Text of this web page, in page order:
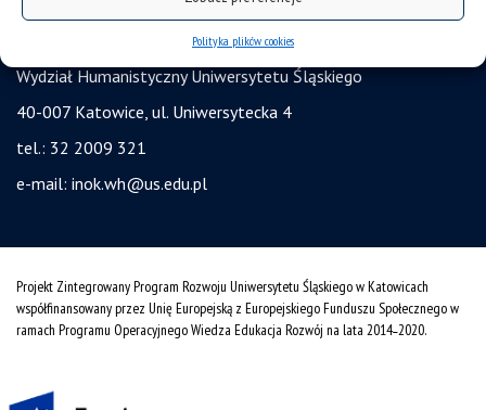
Polityka plików cookies
Instytut Nauk o Kulturze
Wydział Humanistyczny Uniwersytetu Śląskiego
40-007 Katowice, ul. Uniwersytecka 4
tel.: 32 2009 321
e-mail: inok.wh@us.edu.pl
Projekt Zintegrowany Program Rozwoju Uniwersytetu Śląskiego w Katowicach
współfinansowany przez Unię Europejską z Europejskiego Funduszu Społecznego w
ramach Programu Operacyjnego Wiedza Edukacja Rozwój na lata 2014˗2020.